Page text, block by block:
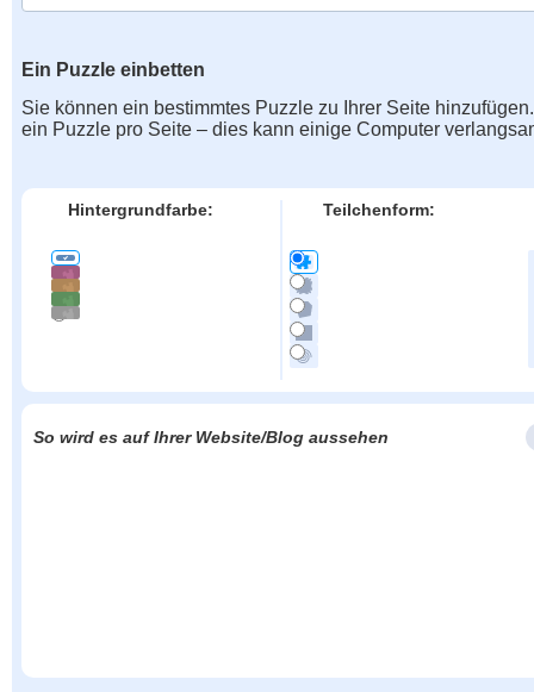
Ein Puzzle einbetten
Sie können ein bestimmtes Puzzle zu Ihrer Seite
ein Puzzle pro Seite – dies kann einige Computer
Hintergrundfarbe: Teilchenform:
So wird es auf Ihrer Website/Blog aussehen